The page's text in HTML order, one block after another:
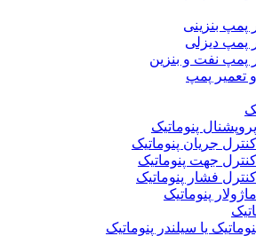
پمپ بنزینی
پمپ دیزلی
پمپ نفت و بنزین
پمپ
پنوماتیک
جریان پنوماتیک
جهت پنوماتیک
فشار پنوماتیک
پنوماتیک
یا سیلندر پنوماتیک